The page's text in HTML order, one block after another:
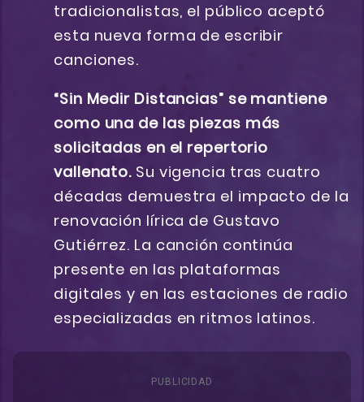
tradicionalistas, el público aceptó
esta nueva forma de escribir
canciones.
“Sin Medir Distancias” se mantiene
como una de las piezas más
solicitadas en el repertorio
vallenato. Su vigencia tras cuatro
décadas demuestra el impacto de la
renovación lírica de Gustavo
Gutiérrez. La canción continúa
presente en las plataformas
digitales y en las estaciones de radio
especializadas en ritmos latinos.
PUBLICIDAD